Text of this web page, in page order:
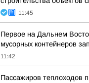
11:45
Первое на Дальнем
мусорных контейнеров
11:42
Пассажиров теплоходов